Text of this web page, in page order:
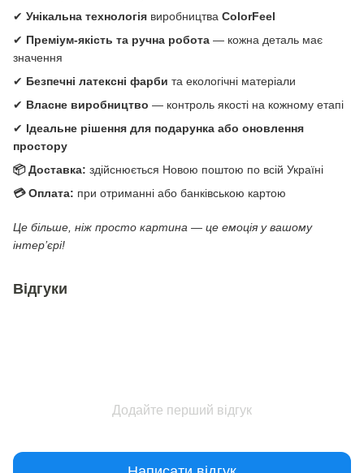
✔ Унікальна технологія виробництва ColorFeel
✔ Преміум-якість та ручна робота — кожна деталь має
значення
✔ Безпечні латексні фарби та екологічні матеріали
✔ Власне виробництво — контроль якості на кожному етапі
✔ Ідеальне рішення для подарунка або оновлення
простору
📦 Доставка: здійснюється Новою поштою по всій Україні
💳 Оплата: при отриманні або банківською картою
Це більше, ніж просто картина — це емоція у вашому
інтер’єрі!
Відгуки
Додайте перший відгук